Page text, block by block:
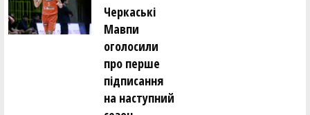
Черкаські
Мавпи
оголосили
про перше
підписання
на наступний